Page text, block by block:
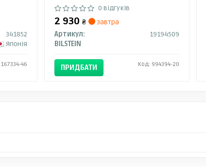
341852
Японія
46
0 відгуків
2 930 ₴
завтра
Артикул:
19194509
BILSTEIN
ПРИДБАТИ Код: 994394-20